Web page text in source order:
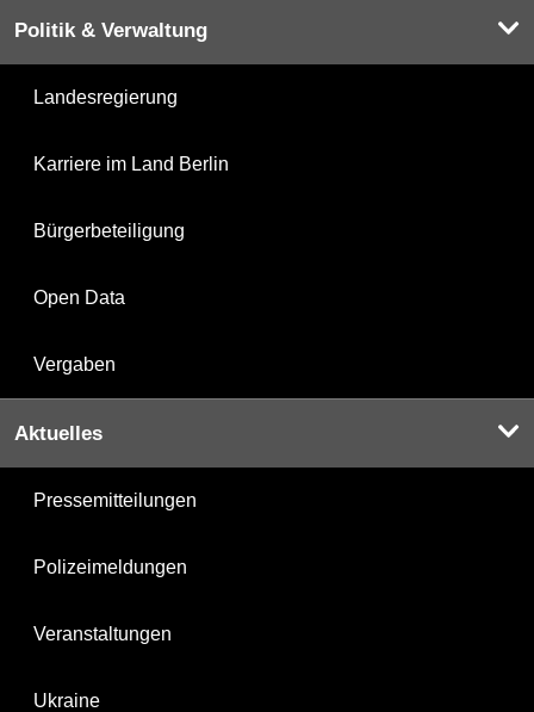
Politik & Verwaltung
Landesregierung
Karriere im Land Berlin
Bürgerbeteiligung
Open Data
Vergaben
Aktuelles
Pressemitteilungen
Polizeimeldungen
Veranstaltungen
Ukraine